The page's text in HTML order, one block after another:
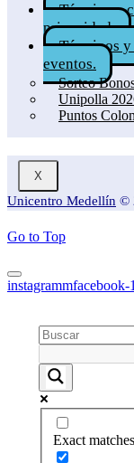
Términos,
privacidad.
Términos
eventos.
Sorteo
Unipolla
Puntos
X
Unicentro Medellín ©
Go to Top
instagrammfacebook-1
Exact